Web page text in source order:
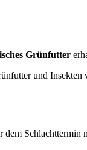
Grünfutter
und
Schlachttermin